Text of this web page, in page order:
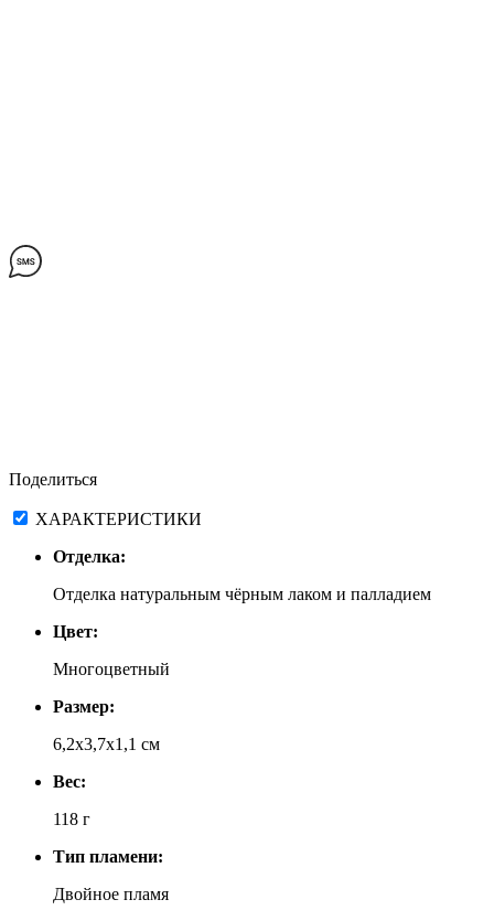
Поделиться
ХАРАКТЕРИСТИКИ
Отделка:
Отделка натуральным чёрным лаком и палладием
Цвет:
Многоцветный
Размер:
6,2х3,7х1,1 см
Вес:
118 г
Тип пламени:
Двойное пламя